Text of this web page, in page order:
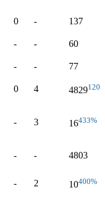
0 -
137
- -
60
- -
77
0 4 4829
- 3 16433%
- -
4803
- 2 10400%